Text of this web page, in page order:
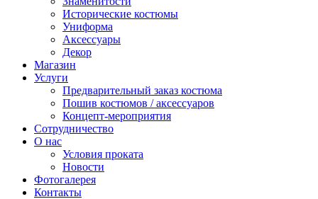
Исторические костюмы
Униформа
Аксессуары
Декор
Магазин
Услуги
Предварительный заказ костюма
Пошив костюмов / аксессуаров
Концепт-мероприятия
Сотрудничество
О нас
Условия проката
Новости
Фотогалерея
Контакты